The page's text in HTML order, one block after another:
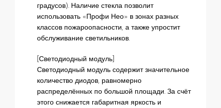
градусов). Наличие стекла позволит
использовать «Профи Нео» в зонах разных
классов пожароопасности, а также упростит
обслуживание светильников.
[Светодиодный модуль]
Светодиодный модуль содержит значительное
количество диодов, равномерно
распределённых по большой площади. За счёт
этого снижается габаритная яркость и